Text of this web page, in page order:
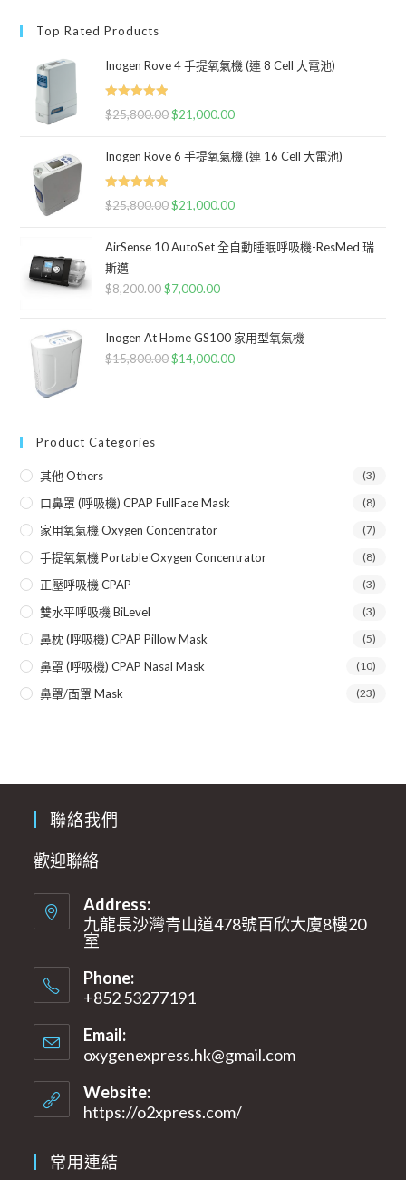
Top Rated Products
Inogen Rove 4 手提氧氣機 (連 8 Cell 大電池)
Rated 5.00
$25,800.00 $21,000.00
Inogen Rove 6 手提氧氣機 (連 16 Cell 大電池)
Rated 5.00
$25,800.00 $21,000.00
AirSense 10 AutoSet 全自動睡眠呼吸機-ResMed 瑞
斯邁
$8,200.00 $7,000.00
Inogen At Home GS100 家用型氧氣機
$15,800.00 $14,000.00
Product Categories
其他 Others (3)
口鼻罩 (呼吸機) CPAP FullFace Mask (8)
家用氧氣機 Oxygen Concentrator (7)
手提氧氣機 Portable Oxygen Concentrator (8)
正壓呼吸機 CPAP (3)
雙水平呼吸機 BiLevel (3)
鼻枕 (呼吸機) CPAP Pillow Mask (5)
鼻罩 (呼吸機) CPAP Nasal Mask (10)
鼻罩/面罩 Mask (23)
聯絡我們
歡迎聯絡
Address:
九龍長沙灣青山道478號百欣大廈8樓20
室​
Phone:
+852 53277191
Email:
oxygenexpress.hk@gmail.comOpens
Website:
https://o2xpress.com/
常用連結